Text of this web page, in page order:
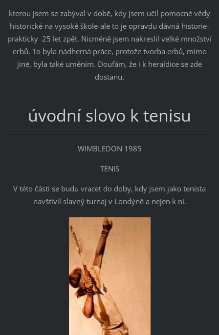
kterou jsem se zabýval v době, kdy jsem učil pomocné vědy
historické na vysoké škole-ale to je opravdu dávná historie-
prakticky 25 let zpět. Nicméně jsem nakreslil velké množství
erbů. To byla nádherná práce, protože tvorba erbů, mimo
jiné, byla také uměním. Doufám, že i k heraldice se zde
dostanu.
úvodní slovo k tenisu
WIMBLEDON 1985
TENIS
V této části se budu vracet do doby, kdy jsem jako tenista
navštívil slavný turnaj v Londýně a nejen k ní.